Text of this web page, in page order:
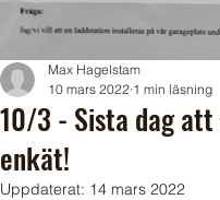
10/3 - Sista dag att
enkät!
Max Hagelstam
10 mars 2022 1 min läsning
Uppdaterat: 14 mars 2022